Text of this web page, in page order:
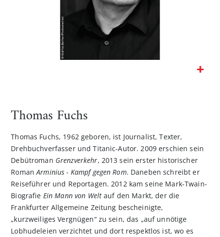
Bildgalerie
Thomas Fuchs
Thomas Fuchs, 1962 geboren, ist Journalist, Texter,
Drehbuchverfasser und Titanic-Autor. 2009 erschien sein
Debütroman Grenzverkehr, 2013 sein erster historischer
RomanArminius - Kampf gegen Rom. Daneben schreibt er
Reiseführer und Reportagen. 2012 kam seine Mark-Twain-
Biografie Ein Mann von Welt auf den Markt, der die
Frankfurter Allgemeine Zeitung bescheinigte,
„kurzweiliges Vergnügen“ zu sein, das „auf unnötige
Lobhudeleien verzichtet und dort respektlos ist, wo es